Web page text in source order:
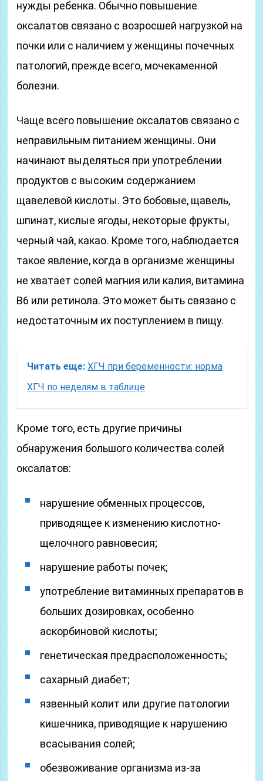
нужды ребенка. Обычно повышение
оксалатов связано с возросшей нагрузкой на
почки или с наличием у женщины почечных
патологий, прежде всего, мочекаменной
болезни.
Чаще всего повышение оксалатов связано с
неправильным питанием женщины. Они
начинают выделяться при употреблении
продуктов с высоким содержанием
щавелевой кислоты. Это бобовые, щавель,
шпинат, кислые ягоды, некоторые фрукты,
черный чай, какао. Кроме того, наблюдается
такое явление, когда в организме женщины
не хватает солей магния или калия, витамина
В6 или ретинола. Это может быть связано с
недостаточным их поступлением в пищу.
Читать еще: ХГЧ при беременности: норма
ХГЧ по неделям в таблице
Кроме того, есть другие причины
обнаружения большого количества солей
оксалатов:
нарушение обменных процессов,
приводящее к изменению кислотно-
щелочного равновесия;
нарушение работы почек;
употребление витаминных препаратов в
больших дозировках, особенно
аскорбиновой кислоты;
генетическая предрасположенность;
сахарный диабет;
язвенный колит или другие патологии
кишечника, приводящие к нарушению
всасывания солей;
обезвоживание организма из-за